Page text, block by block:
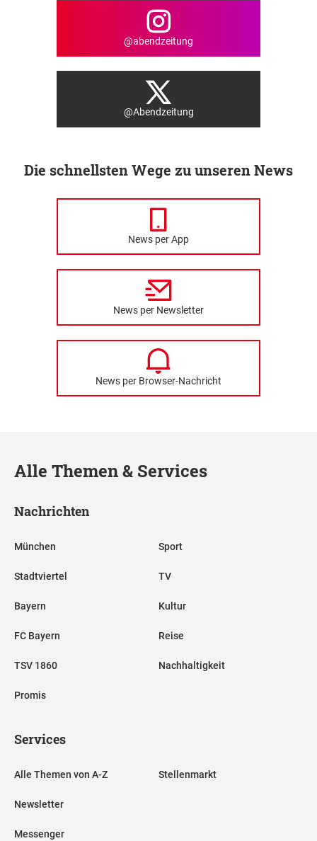
@abendzeitung
@Abendzeitung
Die schnellsten Wege zu unseren News
News per App
News per Newsletter
News per Browser-Nachricht
Alle Themen & Services
Nachrichten
München
Stadtviertel
Bayern
FC Bayern
TSV 1860
Promis
Sport
TV
Kultur
Reise
Nachhaltigkeit
Services
Alle Themen von A-Z
Newsletter
Messenger
Stellenmarkt